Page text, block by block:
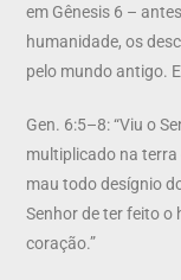
em Gênesis 6 –
humanidade, os
pelo mundo antigo.
Gen. 6:5–8: “Viu o
multiplicado na
mau todo desígnio
Senhor de ter feito o
coração.”